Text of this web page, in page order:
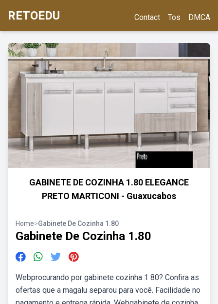
RETOEDU Contact Tos DMCA
GABINETE DE COZINHA 1.80 ELEGANCE
PRETO MARTICONI - Guaxucabos
Home>Gabinete De Cozinha 1.80
Gabinete De Cozinha 1.80
Webprocurando por gabinete cozinha 1 80? Confira as
ofertas que a magalu separou para você. Facilidade no